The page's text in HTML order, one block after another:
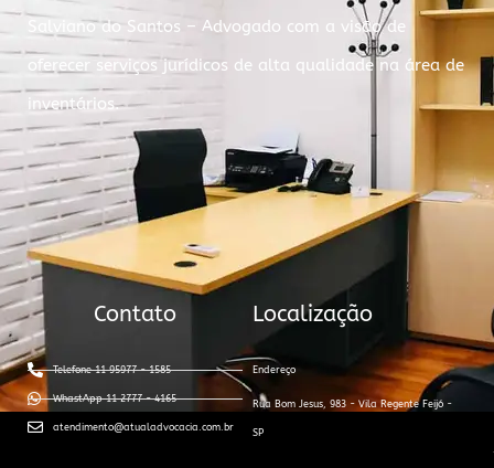
Salviano do Santos – Advogado com a visão de
oferecer serviços jurídicos de alta qualidade na área de
inventários.
Contato
Telefone 11 95977 - 1585
WhastApp 11 2777 - 4165
atendimento@atualadvocacia.com.br
Localização
Endereço
Rua Bom Jesus, 983 - Vila Regente Feijó -
SP